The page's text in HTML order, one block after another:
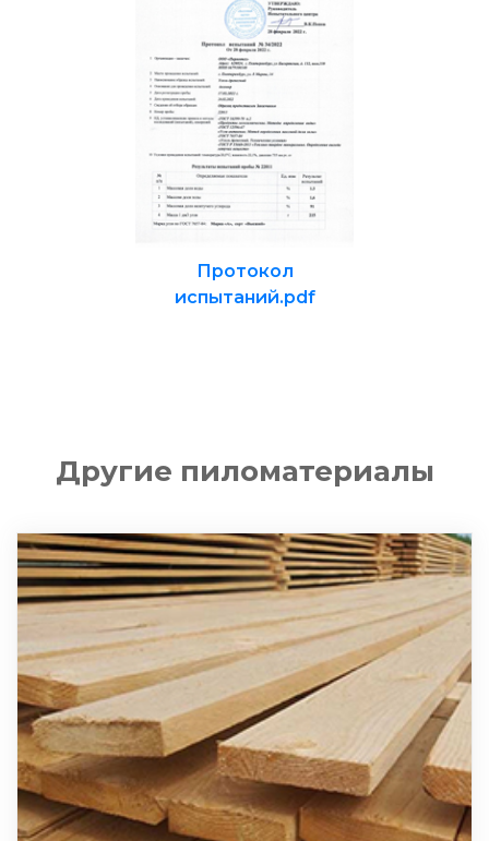
Протокол
испытаний.pdf
Другие пиломатериалы